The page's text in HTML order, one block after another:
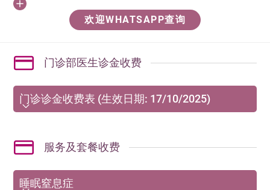
各类的呼吸道问题包括：
鼻炎和其他过敏症
慢性阻塞性肺病如慢性支气管炎、肺气肿及支气管扩
张
肺癌
胸部 X 光 异常
各种关节炎（退化性关节炎、类风湿性关节炎、强直
性关节炎）
肌肉及骨骼问题
肌肉炎症
力不足等，帮助重拾安定快乐的生活。
由专业及富经验的外科医生，致力提供各类血管疾病的
评估、诊断和治疗，如主动脉瘤、静脉曲张、颈动脉狭
断及治疗，订位全方位的健康解决方案。
欢迎WHATSAPP查询
门诊部医生诊金收费
门诊诊金收费表 (生效日期: 17/10/2025)
一般诊症为每30分钟港币$500；如有关特别诊症或治
特别仪器辅助，须另收取“设施费–程序”港币$1,500。
服务及套餐收费
睡眠窒息症